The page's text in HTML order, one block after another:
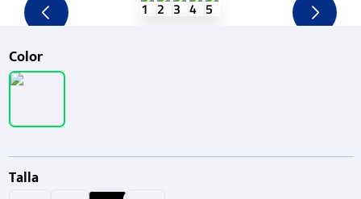
Color
Talla